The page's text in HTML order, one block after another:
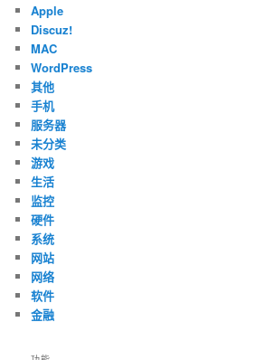
Apple
Discuz!
MAC
WordPress
其他
手机
服务器
未分类
游戏
生活
监控
硬件
系统
网站
网络
软件
金融